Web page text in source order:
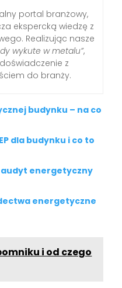
portal branżowy,
ekspercką wiedzę z
Realizując nasze
wykute w metalu”,
z
do branży.
budynku – na co
dla budynku i co to
audyt energetyczny
energetyczne
i od czego